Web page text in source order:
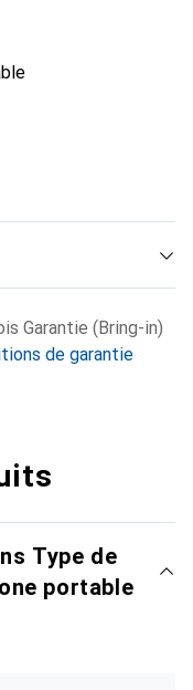
Garantie (Bring-in)
de garantie
Type de
portable